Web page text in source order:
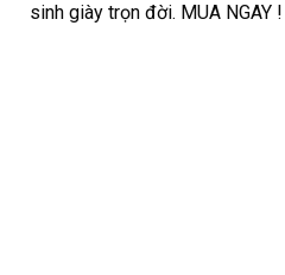
sinh giày trọn đời. MUA NGAY !